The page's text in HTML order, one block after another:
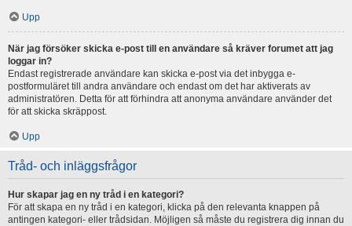
Upp
När jag försöker skicka e-post till en användare så kräver forumet att jag
loggar in?
Endast registrerade användare kan skicka e-post via det inbygga e-
postformuläret till andra användare och endast om det har aktiverats av
administratören. Detta för att förhindra att anonyma användare använder det
för att skicka skräppost.
Upp
Tråd- och inläggsfrågor
Hur skapar jag en ny tråd i en kategori?
För att skapa en ny tråd i en kategori, klicka på den relevanta knappen på
antingen kategori- eller trådsidan. Möjligen så måste du registrera dig innan du